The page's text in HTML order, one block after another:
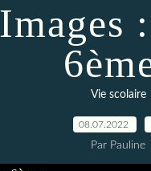
Vie scolaire
08.07.2022
Par Pauline